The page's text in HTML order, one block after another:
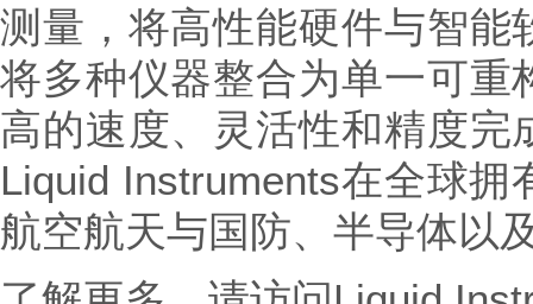
测量，将高性能硬件与智能
将多种仪器整合为单一可重
高的速度、灵活性和精度
Liquid Instruments在全球
航空航天与国防、半导体以